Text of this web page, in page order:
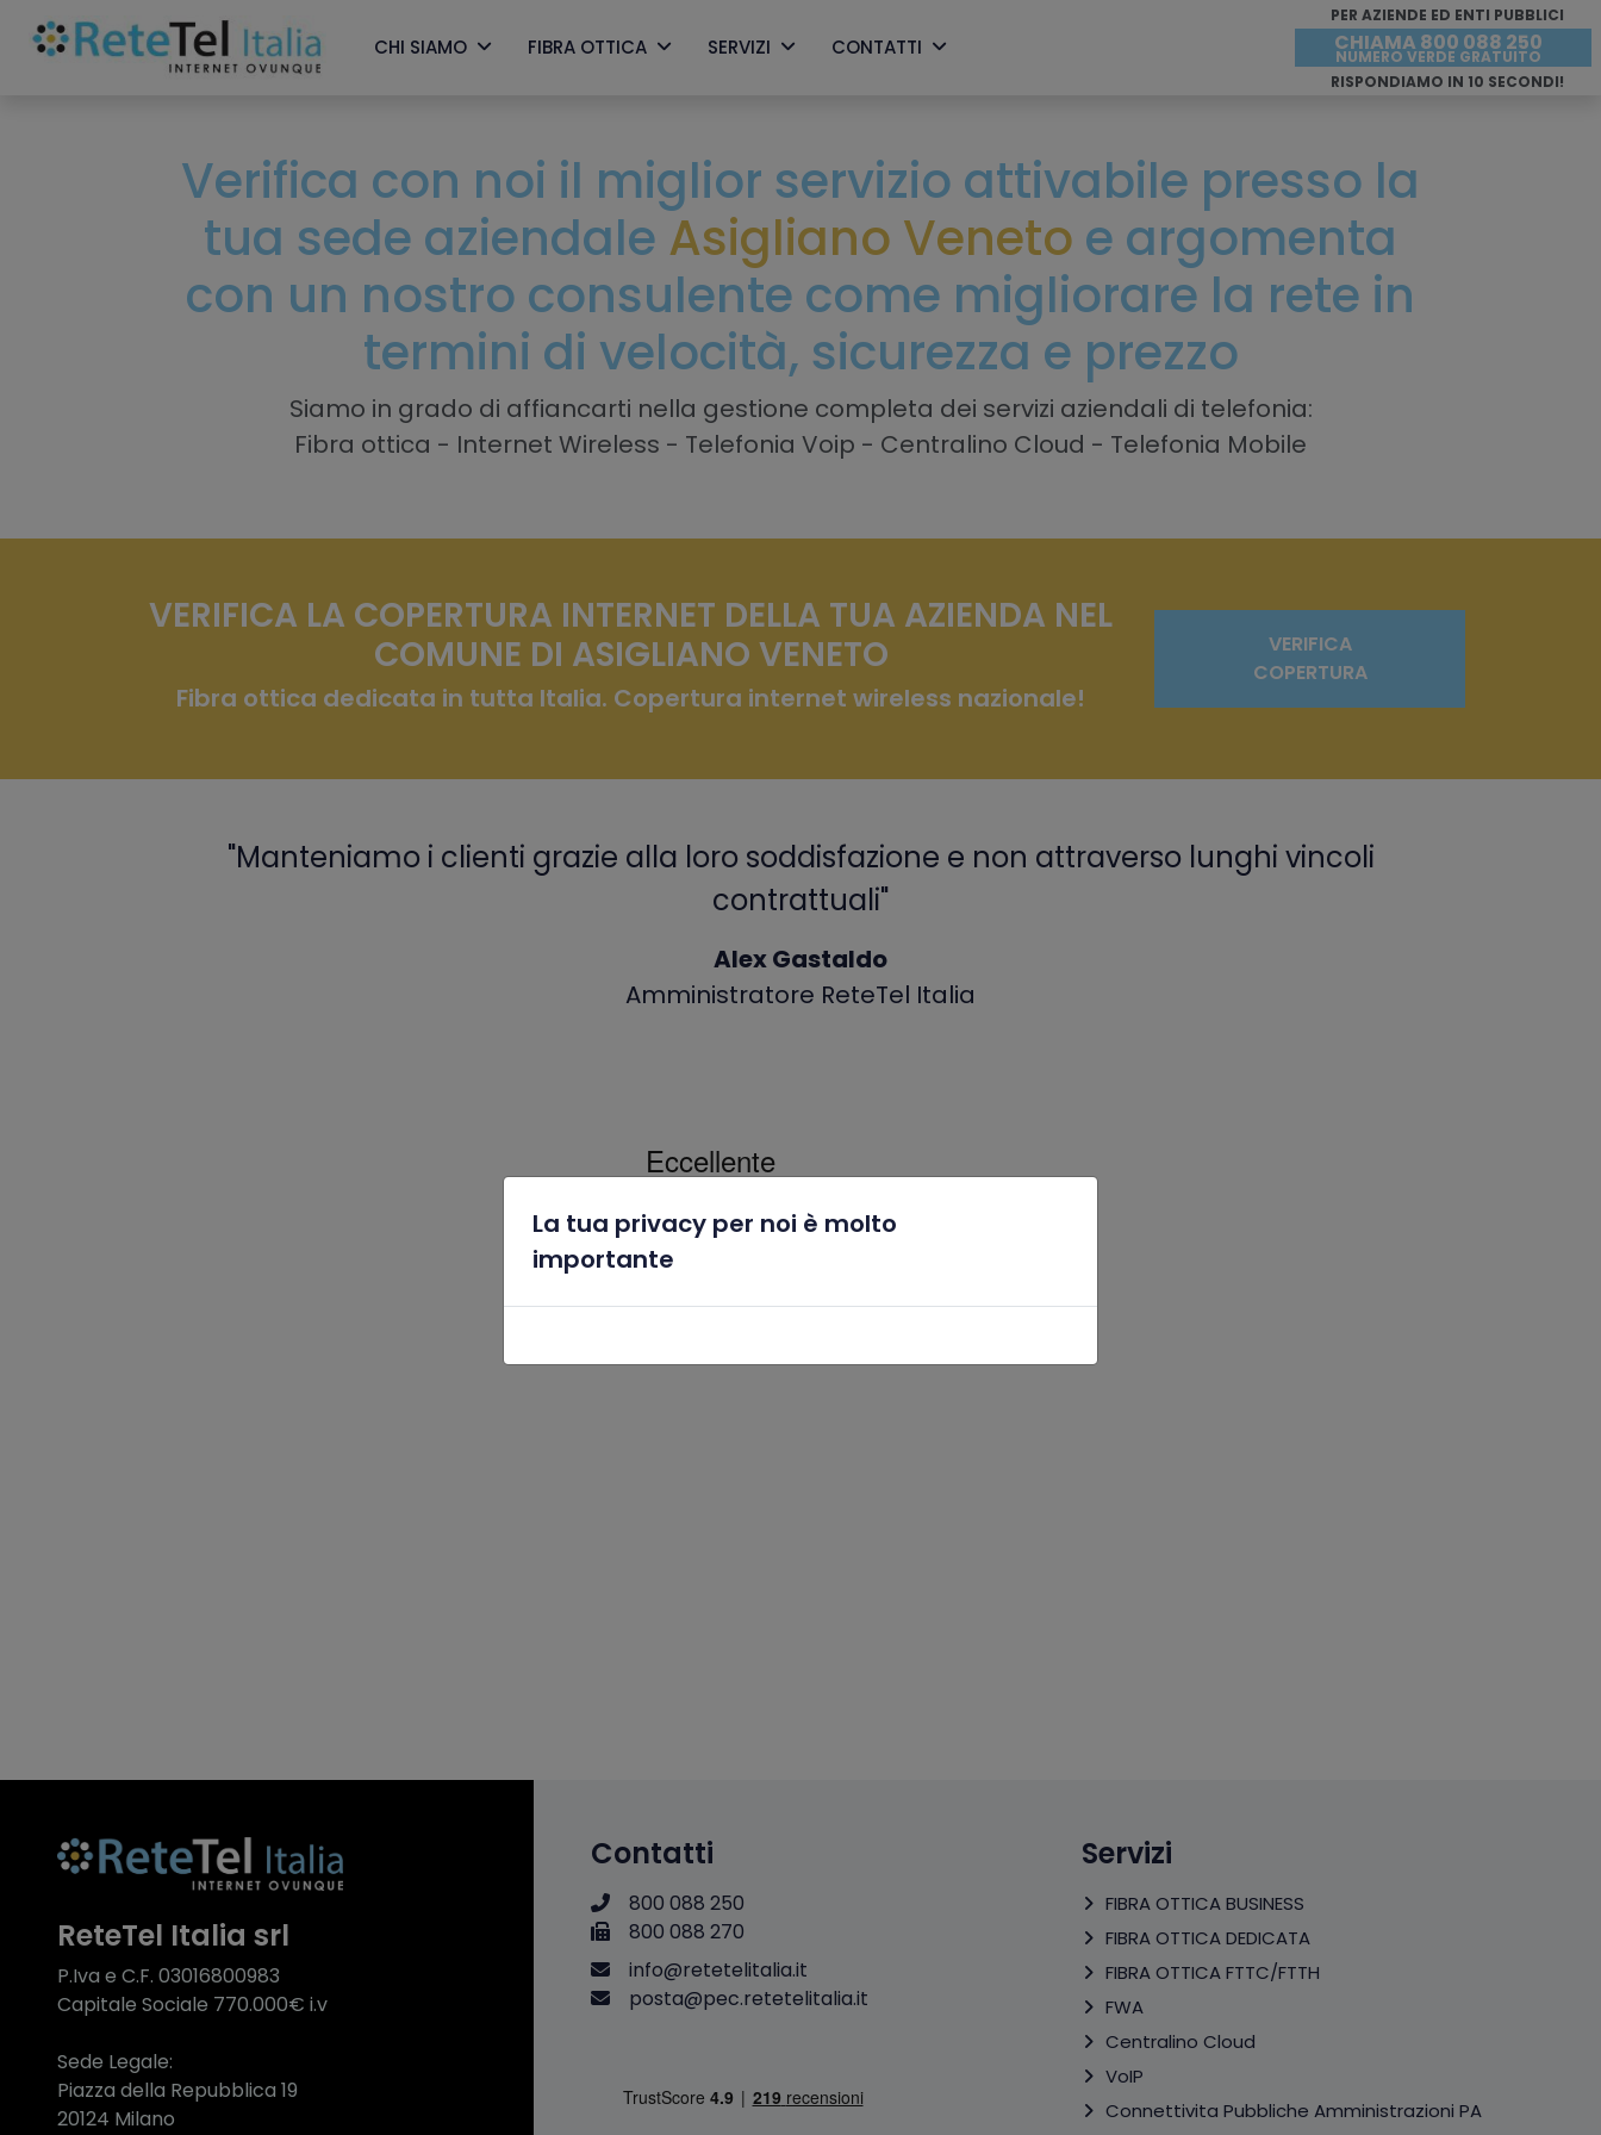
CHI SIAMO FIBRA OTTICA SERVIZI CONTATTI
PER AZIENDE ED ENTI PUBBLICI
CHIAMA 800 088 250
NUMERO VERDE GRATUITO
RISPONDIAMO IN 10 SECONDI!
Verifica con noi il miglior servizio attivabile presso la
tua sede aziendale Asigliano Veneto e argomenta
con un nostro consulente come migliorare la rete in
termini di velocità, sicurezza e prezzo
Siamo in grado di affiancarti nella gestione completa dei servizi aziendali di telefonia:
Fibra ottica - Internet Wireless - Telefonia Voip - Centralino Cloud - Telefonia Mobile
VERIFICA LA COPERTURA INTERNET DELLA TUA AZIENDA NEL
COMUNE DI ASIGLIANO VENETO
Fibra ottica dedicata in tutta Italia. Copertura internet wireless nazionale!
VERIFICA
COPERTURA
"Manteniamo i clienti grazie alla loro soddisfazione e non attraverso lunghi vincoli
contrattuali"
Alex Gastaldo
Amministratore ReteTel Italia
ReteTel Italia srl
P.Iva e C.F. 03016800983
Capitale Sociale 770.000€ i.v
Sede Legale:
Piazza della Repubblica 19
20124 Milano
Contatti
800 088 250
800 088 270
info@retetelitalia.it
posta@pec.retetelitalia.it
Servizi
FIBRA OTTICA BUSINESS
FIBRA OTTICA DEDICATA
FIBRA OTTICA FTTC/FTTH
FWA
Centralino Cloud
VoIP
Connettivita Pubbliche Amministrazioni PA
La tua privacy per noi è molto
importante